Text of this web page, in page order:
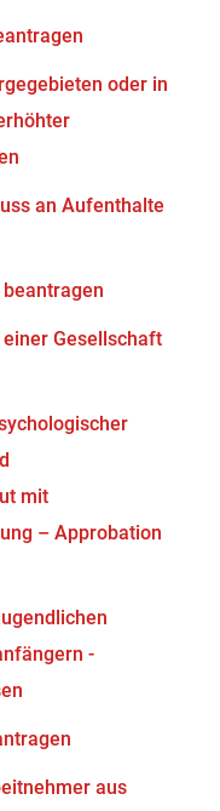
oder in
an Aufenthalte
Gesellschaft
mit
– Approbation
-
aus